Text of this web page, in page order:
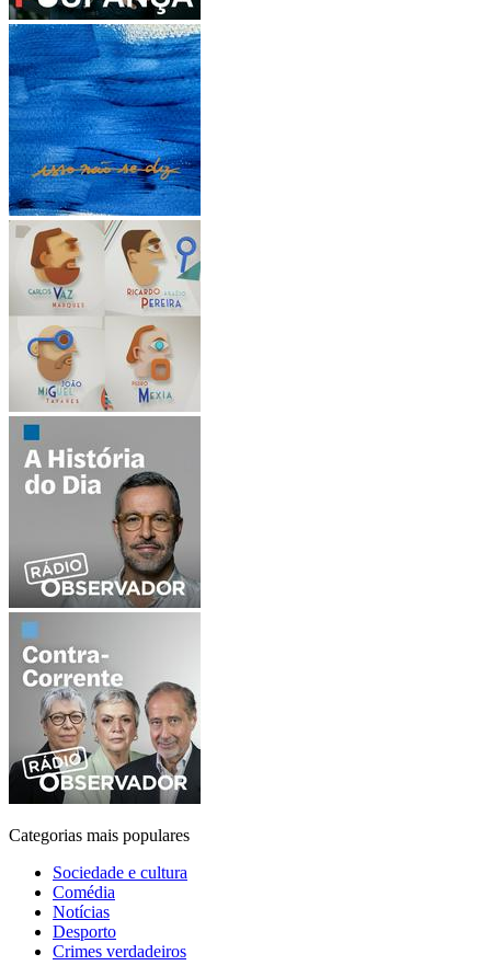
Categorias mais populares
Sociedade e cultura
Comédia
Notícias
Desporto
Crimes verdadeiros